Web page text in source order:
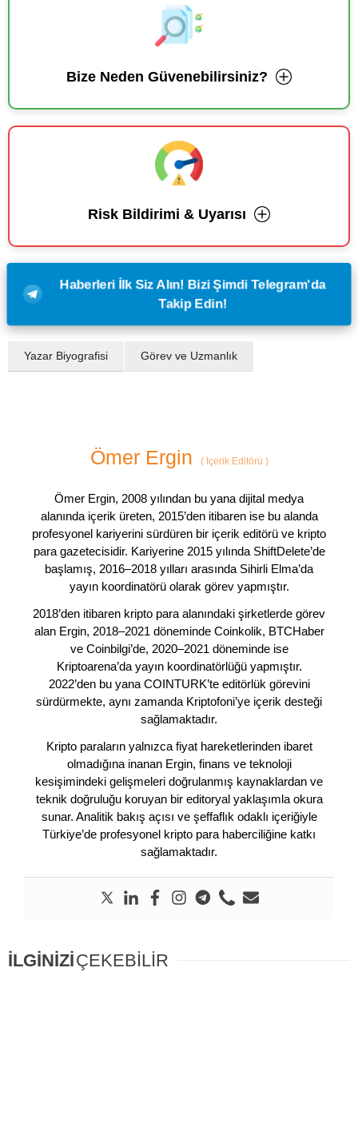
Bize Neden Güvenebilirsiniz?
Risk Bildirimi & Uyarısı
Haberleri İlk Siz Alın! Bizi Şimdi Telegram'da
Takip Edin!
Yazar Biyografisi Görev ve Uzmanlık
Ömer Ergin (İçerik Editörü )
Ömer Ergin, 2008 yılından bu yana dijital medya
alanında içerik üreten, 2015’den itibaren ise bu alanda
profesyonel kariyerini sürdüren bir içerik editörü ve kripto
para gazetecisidir. Kariyerine 2015 yılında ShiftDelete’de
başlamış, 2016–2018 yılları arasında Sihirli Elma’da
yayın koordinatörü olarak görev yapmıştır.
2018’den itibaren kripto para alanındaki şirketlerde görev
alan Ergin, 2018–2021 döneminde Coinkolik, BTCHaber
ve Coinbilgi’de, 2020–2021 döneminde ise
Kriptoarena’da yayın koordinatörlüğü yapmıştır.
2022’den bu yana COINTURK’te editörlük görevini
sürdürmekte, aynı zamanda Kriptofoni’ye içerik desteği
sağlamaktadır.
Kripto paraların yalnızca fiyat hareketlerinden ibaret
olmadığına inanan Ergin, finans ve teknoloji
kesişimindeki gelişmeleri doğrulanmış kaynaklardan ve
teknik doğruluğu koruyan bir editoryal yaklaşımla okura
sunar. Analitik bakış açısı ve şeffaflık odaklı içeriğiyle
Türkiye’de profesyonel kripto para haberciliğine katkı
sağlamaktadır.
İLGİNİZİÇEKEBİLİR